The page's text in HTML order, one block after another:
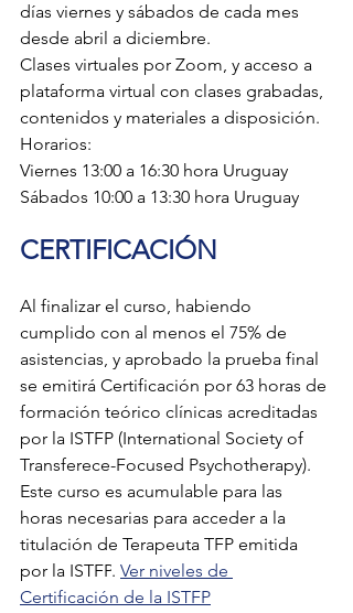
días viernes y sábados de cada mes
desde abril a diciembre.
Clases virtuales por Zoom, y acceso a
plataforma virtual con clases grabadas,
contenidos y materiales a disposición.
Horarios:
Viernes 13:00 a 16:30 hora Uruguay
Sábados 10:00 a 13:30 hora Uruguay
CERTIFICACIÓN
Al finalizar el curso, habiendo
cumplido con al menos el 75% de
asistencias, y aprobado la prueba final
se emitirá Certificación por 63 horas de
formación teórico clínicas acreditadas
por la ISTFP (International Society of
Transferece-Focused Psychotherapy).
Este curso es acumulable para las
horas necesarias para acceder a la
titulación de Terapeuta TFP emitida
por la ISTFP. Ver niveles de
Certificación de la ISTFP